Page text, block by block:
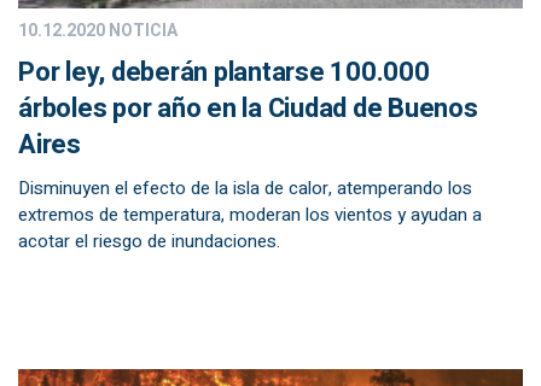
10.12.2020NOTICIA
Por ley, deberán plantarse 100.000
árboles por año en la Ciudad de Buenos
Aires
Disminuyen el efecto de la isla de calor, atemperando los
extremos de temperatura, moderan los vientos y ayudan a
acotar el riesgo de inundaciones.